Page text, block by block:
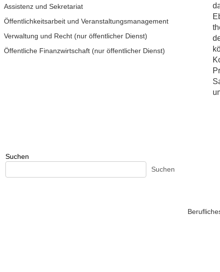
Assistenz und Sekretariat
Öffentlichkeitsarbeit und Veranstaltungsmanagement
Verwaltung und Recht (nur öffentlicher Dienst)
Öffentliche Finanzwirtschaft (nur öffentlicher Dienst)
Suchen
Suchen